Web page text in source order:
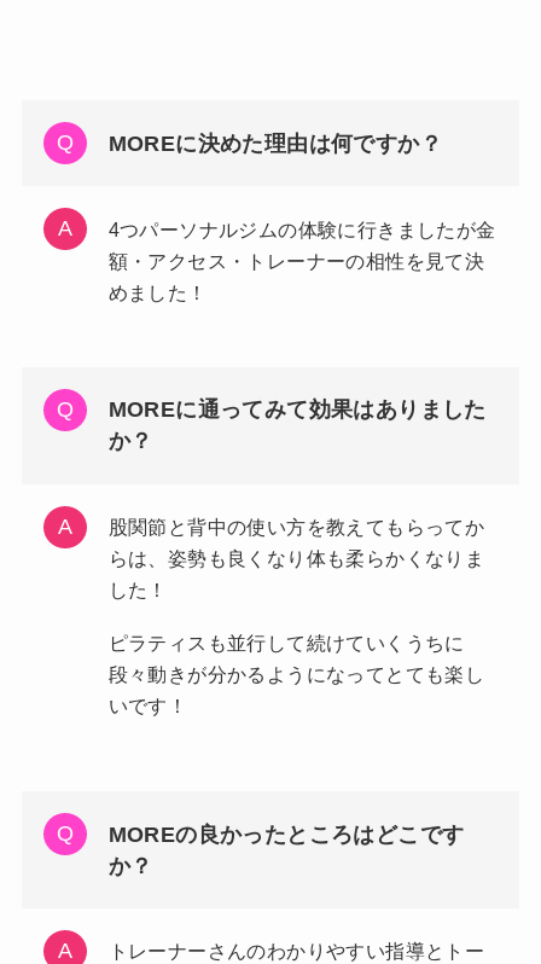
MOREに決めた理由は何ですか？
4つパーソナルジムの体験に行きましたが金
額・アクセス・トレーナーの相性を見て決
めました！
MOREに通ってみて効果はありました
か？
股関節と背中の使い方を教えてもらってか
らは、姿勢も良くなり体も柔らかくなりま
した！
ピラティスも並行して続けていくうちに
段々動きが分かるようになってとても楽し
いです！
MOREの良かったところはどこです
か？
トレーナーさんのわかりやすい指導とトー